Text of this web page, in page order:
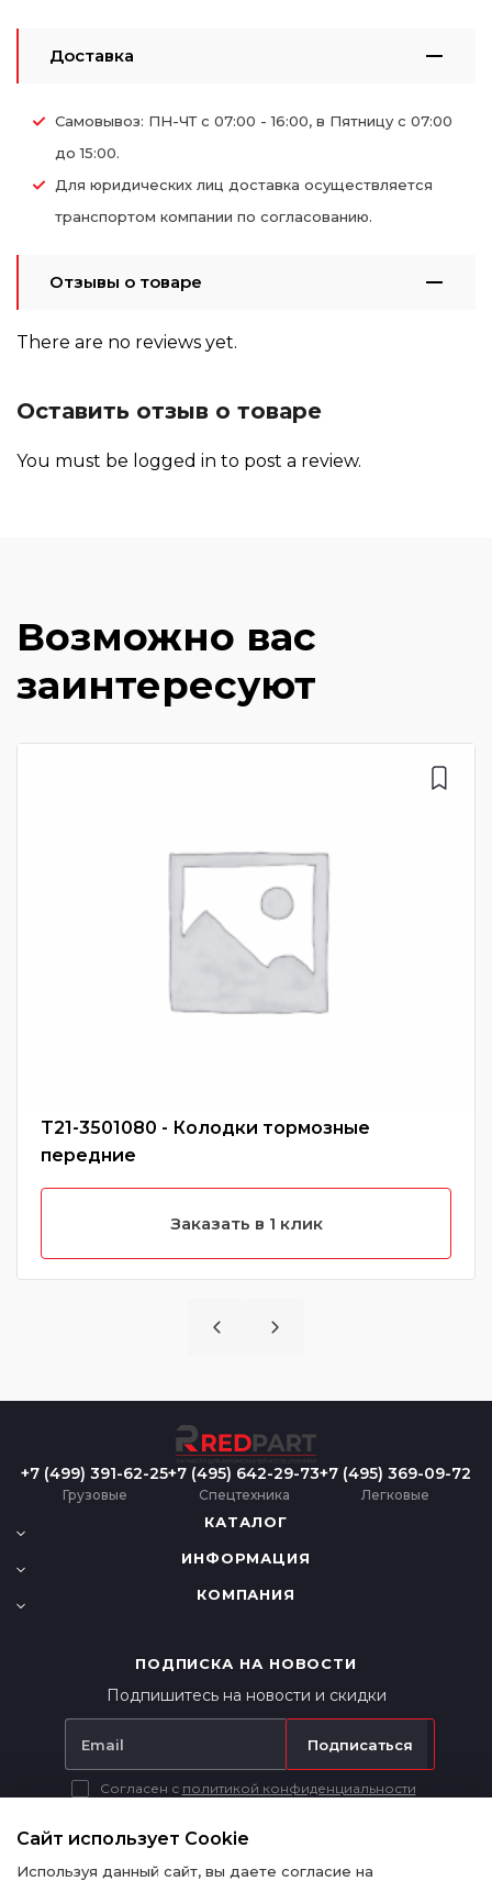
Доставка
Самовывоз: ПН-ЧТ с 07:00 - 16:00, в Пятницу с 07:00
до 15:00.
Для юридических лиц доставка осуществляется
транспортом компании по согласованию.
Отзывы о товаре
There are no reviews yet.
Оставить отзыв о товаре
You must be logged in to post a review.
Возможно вас
заинтересуют
T21-3501080 - Колодки тормозные
передние
Заказать в 1 клик
+7 (499) 391-62-25
Грузовые
+7 (495) 642-29-73
Спецтехника
+7 (495) 369-09-72
Легковые
КАТАЛОГ
ИНФОРМАЦИЯ
КОМПАНИЯ
ПОДПИСКА НА НОВОСТИ
Подпишитесь на новости и скидки
Подписаться
Согласен с политикой конфиденциальности
информационный характер и ни при каких условиях не является
публичной офертой в соответствии с п. 2 ст. 437 ГК РФ.
Сайт использует Cookie
Используя данный сайт, вы даете согласие на